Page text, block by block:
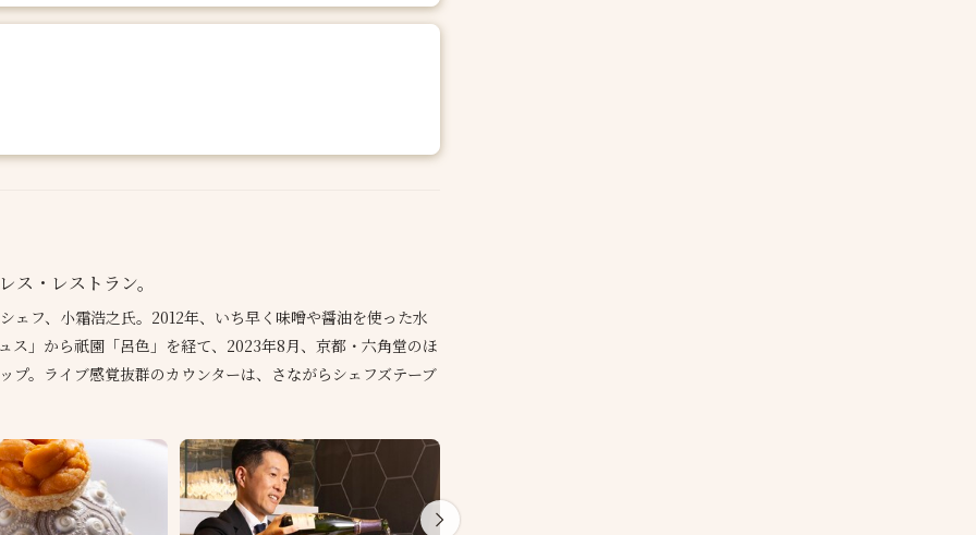
・レストラン。
ェフ、小霜浩之氏。2012年、いち早く味噌や醤油を使った水
ス」から祇園「呂色」を経て、2023年8月、京都・六角堂のほ
。ライブ感覚抜群のカウンターは、さながらシェフズテーブ